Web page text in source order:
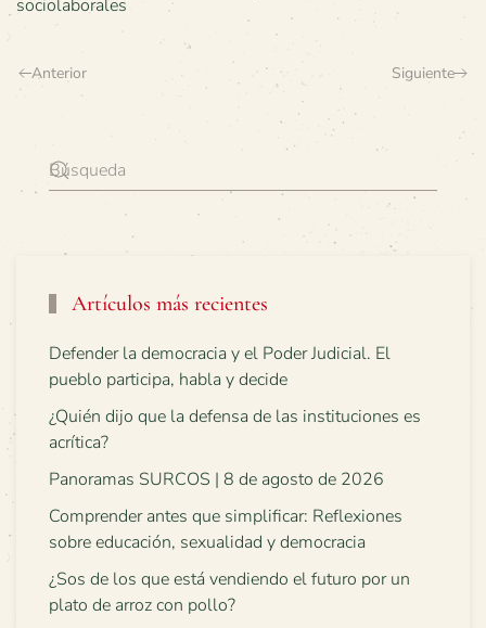
sociolaborales
Anterior Siguiente
Artículos más recientes
Defender la democracia y el Poder Judicial. El
pueblo participa, habla y decide
¿Quién dijo que la defensa de las instituciones es
acrítica?
Panoramas SURCOS | 8 de agosto de 2026
Comprender antes que simplificar: Reflexiones
sobre educación, sexualidad y democracia
¿Sos de los que está vendiendo el futuro por un
plato de arroz con pollo?